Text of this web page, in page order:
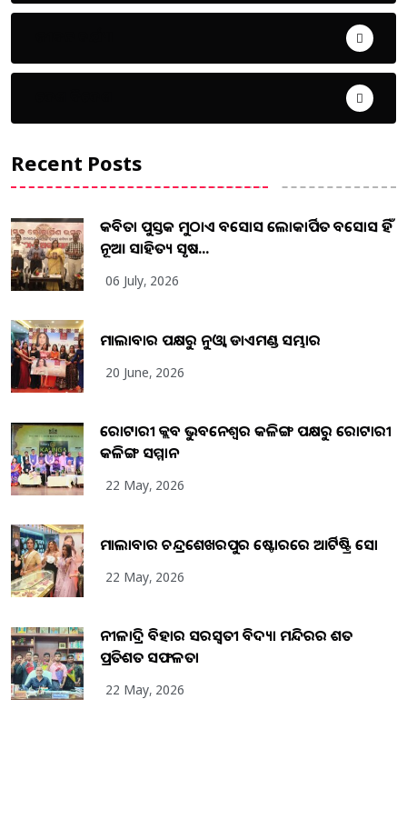
Recent Posts
କବିତା ପୁସ୍ତକ ମୁଠାଏ ଅବସୋସ ଲୋକାର୍ପିତ ଅବସୋସ ହିଁ
ନୂଆ ସାହିତ୍ୟ ସୃଷ...
06 July, 2026
ମାଲାବାର ପକ୍ଷରୁ ନୁଓ୍ବା ଡାଏମଣ୍ଡ ସମ୍ଭାର
20 June, 2026
ରୋଟାରୀ କ୍ଲବ ଭୁବନେଶ୍ୱର କଳିଙ୍ଗ ପକ୍ଷରୁ ରୋଟାରୀ
କଳିଙ୍ଗ ସମ୍ମାନ
22 May, 2026
ମାଲାବାର ଚନ୍ଦ୍ରଶେଖରପୁର ଷ୍ଟୋରରେ ଆର୍ଟିଷ୍ଟ୍ରି ସୋ
22 May, 2026
ନୀଳାଦ୍ରି ବିହାର ସରସ୍ୱତୀ ବିଦ୍ୟା ମନ୍ଦିରର ଶତ
ପ୍ରତିଶତ ସଫଳତା
22 May, 2026